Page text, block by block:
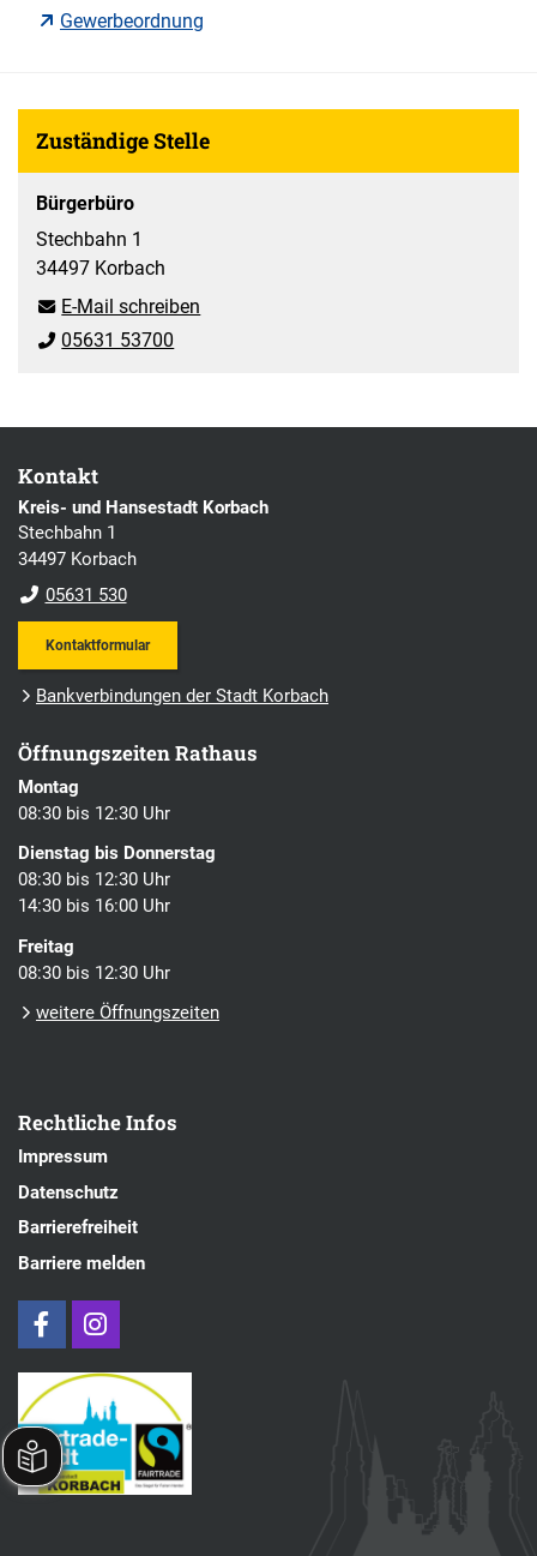
Gewerbeordnung
Zuständige Stelle
Bürgerbüro
Stechbahn 1
34497 Korbach
E-Mail schreiben
05631 53700
Kontakt
Kreis- und Hansestadt Korbach
Stechbahn 1
34497 Korbach
05631 530
Kontaktformular
Bankverbindungen der Stadt Korbach
Öffnungszeiten Rathaus
Montag
08:30 bis 12:30 Uhr
Dienstag bis Donnerstag
08:30 bis 12:30 Uhr
14:30 bis 16:00 Uhr
Freitag
08:30 bis 12:30 Uhr
weitere Öffnungszeiten
Rechtliche Infos
Impressum
Datenschutz
Barrierefreiheit
Barriere melden